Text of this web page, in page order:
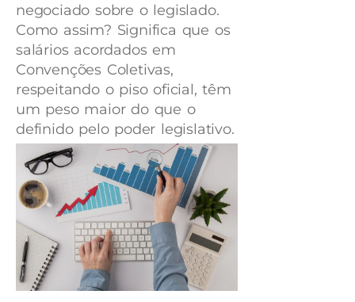
negociado sobre o legislado.
Como assim? Significa que os
salários acordados em
Convenções Coletivas,
respeitando o piso oficial, têm
um peso maior do que o
definido pelo poder legislativo.